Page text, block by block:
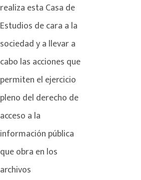
realiza esta Casa de
Estudios de cara a la
sociedad y a llevar a
cabo las acciones que
permiten el ejercicio
pleno del derecho de
acceso a la
información pública
que obra en los
archivos